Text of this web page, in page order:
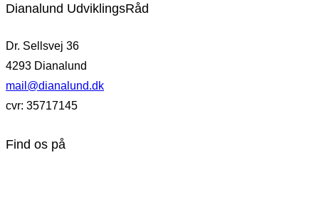
Dianalund UdviklingsRåd
Dr. Sellsvej 36
4293 Dianalund
mail@dianalund.dk
cvr: 35717145
Find os på